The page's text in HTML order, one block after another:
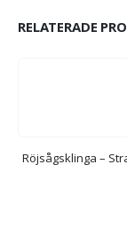
RELATERADE
Röjsågsklinga –